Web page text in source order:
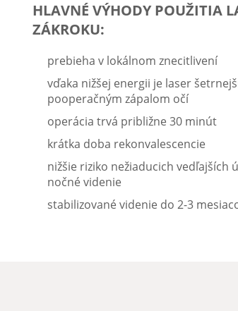
HLAVNÉ VÝHODY POUŽITIA
ZÁKROKU:
prebieha v lokálnom znecitlivení
vďaka nižšej energii je laser
pooperačným zápalom očí
operácia trvá približne 30 minút
krátka doba rekonvalescencie
nižšie riziko nežiaducich vedľajších
nočné videnie
stabilizované videnie do 2-3